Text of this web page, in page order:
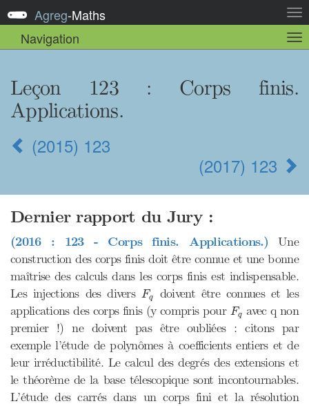
la
Agreg-Maths
Navigation
la
Leçon 123 : Corps finis.
Applications.
(2015) 123
(2017) 123
Dernier rapport du Jury :
(2016 : 123 - Corps finis. Applications.) Une
construction des corps finis doit être connue et une bonne
maîtrise des calculs dans les corps finis est indispensable.
Les injections des divers Fq
Fq
doivent être connues et les
applications des corps finis (y compris pour Fq
Fq avec q non
premier !) ne doivent pas être oubliées : citons par
exemple l’étude de polynômes à coefficients entiers et de
leur irréductibilité. Le calcul des degrés des extensions et
le théorème de la base télescopique sont incontournables.
L’étude des carrés dans un corps fini et la résolution